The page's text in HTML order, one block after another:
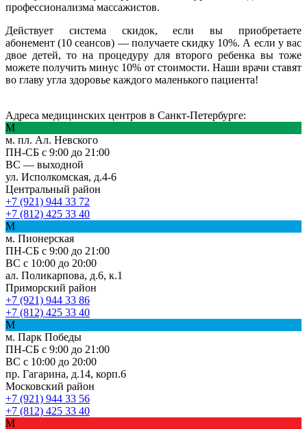
профессионализма массажистов.
Действует система скидок, если вы приобретаете
абонемент (10 сеансов) — получаете скидку 10%. А если у вас
двое детей, то на процедуру для второго ребенка вы тоже
можете получить минус 10% от стоимости. Наши врачи ставят
во главу угла здоровье каждого маленького пациента!
Адреса медицинских центров в Санкт-Петербурге:
М
м. пл. Ал. Невского
ПН-СБ с 9:00 до 21:00
ВС — выходной
ул. Исполкомская, д.4-6
Центральный район
+7 (921) 944 33 72
+7 (812) 425 33 40
М
м. Пионерская
ПН-СБ с 9:00 до 21:00
ВС с 10:00 до 20:00
ал. Поликарпова, д.6, к.1
Приморский район
+7 (921) 944 33 86
+7 (812) 425 33 40
М
м. Парк Победы
ПН-СБ с 9:00 до 21:00
ВС с 10:00 до 20:00
пр. Гагарина, д.14, корп.6
Московский район
+7 (921) 944 33 56
+7 (812) 425 33 40
М